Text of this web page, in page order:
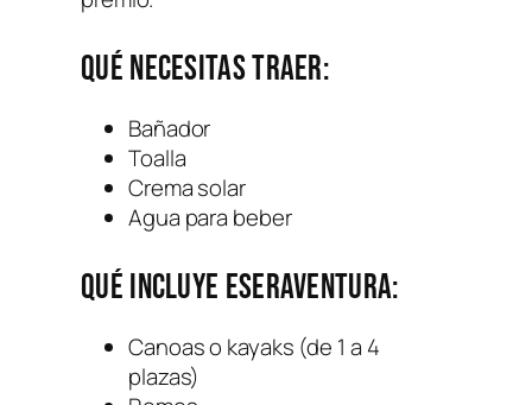
Qué necesitas traer:
Bañador
Toalla
Crema solar
Agua para beber
Qué incluye Eseraventura:
Canoas o kayaks (de 1 a 4
plazas)